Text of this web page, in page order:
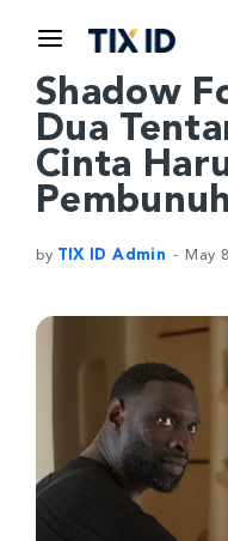
Shadow
Dua
Cinta
by TIX ID Admin May